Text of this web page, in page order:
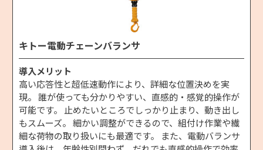
キトー電動チェーンバランサ
導入メリット
高い応答性と超低速動作により、詳細な位置決めを実
現。 誰が使っても分かりやすい、直感的・感覚的操作が
可能です。 止めたいところでしっかり止まり、動き出し
もスムーズ。 細かい調整ができるので、組付け作業や繊
細な荷物の取り扱いにも最適です。 また、電動バランサ